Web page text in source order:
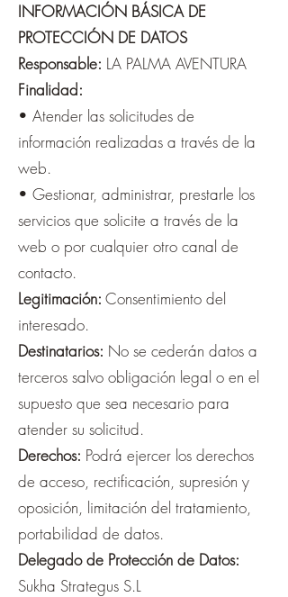
INFORMACIÓN BÁSICA DE
PROTECCIÓN DE DATOS
Responsable: LA PALMA AVENTURA
Finalidad:
• Atender las solicitudes de
información realizadas a través de la
web.
• Gestionar, administrar, prestarle los
servicios que solicite a través de la
web o por cualquier otro canal de
contacto.
Legitimación: Consentimiento del
interesado.
Destinatarios: No se cederán datos a
terceros salvo obligación legal o en el
supuesto que sea necesario para
atender su solicitud.
Derechos: Podrá ejercer los derechos
de acceso, rectificación, supresión y
oposición, limitación del tratamiento,
portabilidad de datos.
Delegado de Protección de Datos:
Sukha Strategus S.L